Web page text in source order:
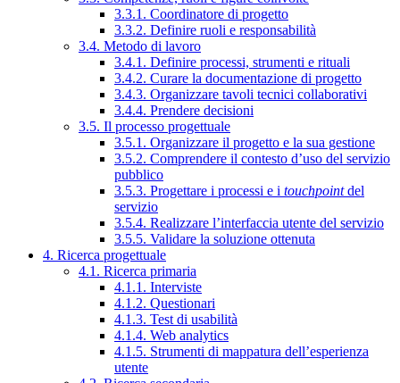
3.3.1. Coordinatore di progetto
3.3.2. Definire ruoli e responsabilità
3.4. Metodo di lavoro
3.4.1. Definire processi, strumenti e rituali
3.4.2. Curare la documentazione di progetto
3.4.3. Organizzare tavoli tecnici collaborativi
3.4.4. Prendere decisioni
3.5. Il processo progettuale
3.5.1. Organizzare il progetto e la sua gestione
3.5.2. Comprendere il contesto d’uso del servizio
pubblico
3.5.3. Progettare i processi e i touchpointdel
servizio
3.5.4. Realizzare l’interfaccia utente del servizio
3.5.5. Validare la soluzione ottenuta
4. Ricerca progettuale
4.1. Ricerca primaria
4.1.1. Interviste
4.1.2. Questionari
4.1.3. Test di usabilità
4.1.4. Web analytics
4.1.5. Strumenti di mappatura dell’esperienza
utente